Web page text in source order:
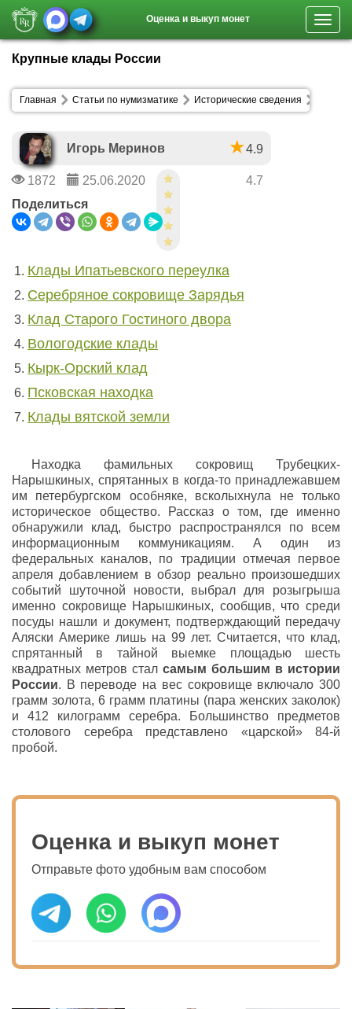
Оценка и выкуп монет
Крупные клады России
Главная Статьи по нумизматике Исторические сведения
Игорь Меринов 4.9
1872 25.06.2020
4.7
Поделиться
Клады Ипатьевского переулка
Серебряное сокровище Зарядья
Клад Старого Гостиного двора
Вологодские клады
Кырк-Орский клад
Псковская находка
Клады вятской земли
Находка фамильных сокровищ Трубецких-
Нарышкиных, спрятанных в когда-то принадлежавшем
им петербургском особняке, всколыхнула не только
историческое общество. Рассказ о том, где именно
обнаружили клад, быстро распространялся по всем
информационным коммуникациям. А один из
федеральных каналов, по традиции отмечая первое
апреля добавлением в обзор реально произошедших
событий шуточной новости, выбрал для розыгрыша
именно сокровище Нарышкиных, сообщив, что среди
посуды нашли и документ, подтверждающий передачу
Аляски Америке лишь на 99 лет. Считается, что клад,
спрятанный в тайной выемке площадью шесть
квадратных метров стал самым большим в истории
России. В переводе на вес сокровище включало 300
грамм золота, 6 грамм платины (пара женских заколок)
и 412 килограмм серебра. Большинство предметов
столового серебра представлено «царской» 84-й
пробой.
Оценка и выкуп монет
Отправьте фото удобным вам способом